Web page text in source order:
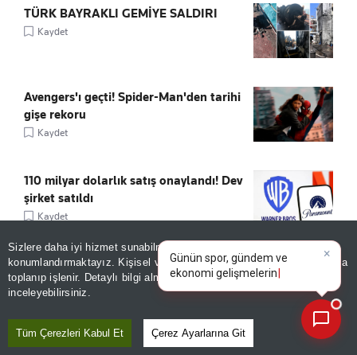
Sizlere daha iyi hizmet sunabilmek adına sitemizde
konumlandırmaktayız. Kişisel verileriniz, KVKK ve GDPR kapsamında
toplanıp işlenir. Detaylı bilgi almak içinAydınlatma Metnimizi
inceleyebilirsiniz.
Tüm Çerezleri Kabul Et Çerez Ayarlarına Git
TÜRK BAYRAKLI GEMİYE SALDIRI
Kaydet
Avengers'ı geçti! Spider-Man'den tarihi
gişe rekoru
Kaydet
110 milyar dolarlık satış onaylandı! Dev
şirket satıldı
Kaydet
13 ülkeye sızan casus yazılım dünyayı
alarma geçirdi! Telefonları beyin gibi
yönetiyor, tek tıkla her şeyi siliyor
Kaydet
×
Günün spor, gündem ve
ekonomi gelişmelerini analiz
edin!|